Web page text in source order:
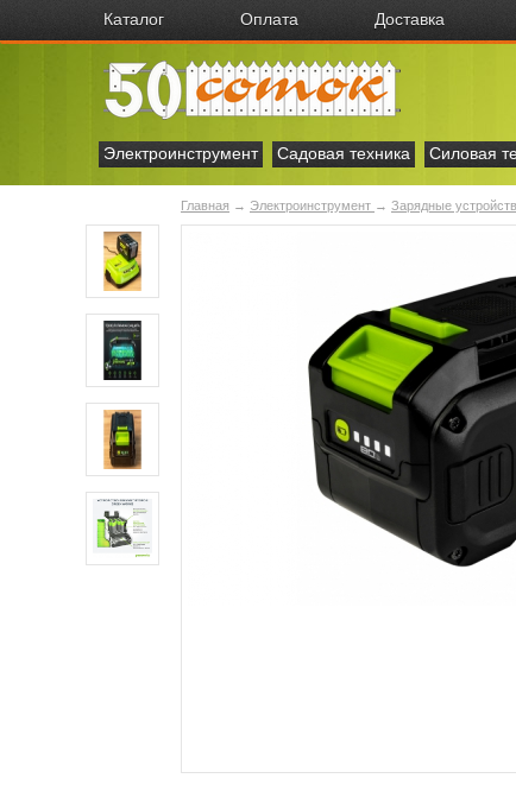
Каталог Оплата Доставка
Электроинструмент
Садовая техника Силовая
Главная → Электроинструмент → Зарядные